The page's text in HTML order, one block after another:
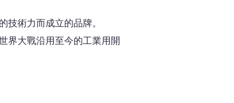
技術力而成立的品牌。
界大戰沿用至今的工業用開